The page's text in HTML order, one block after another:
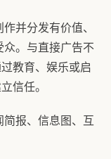
并分发有价值、
。与直接广告不
教育、娱乐或启
信任。
报、信息图、互